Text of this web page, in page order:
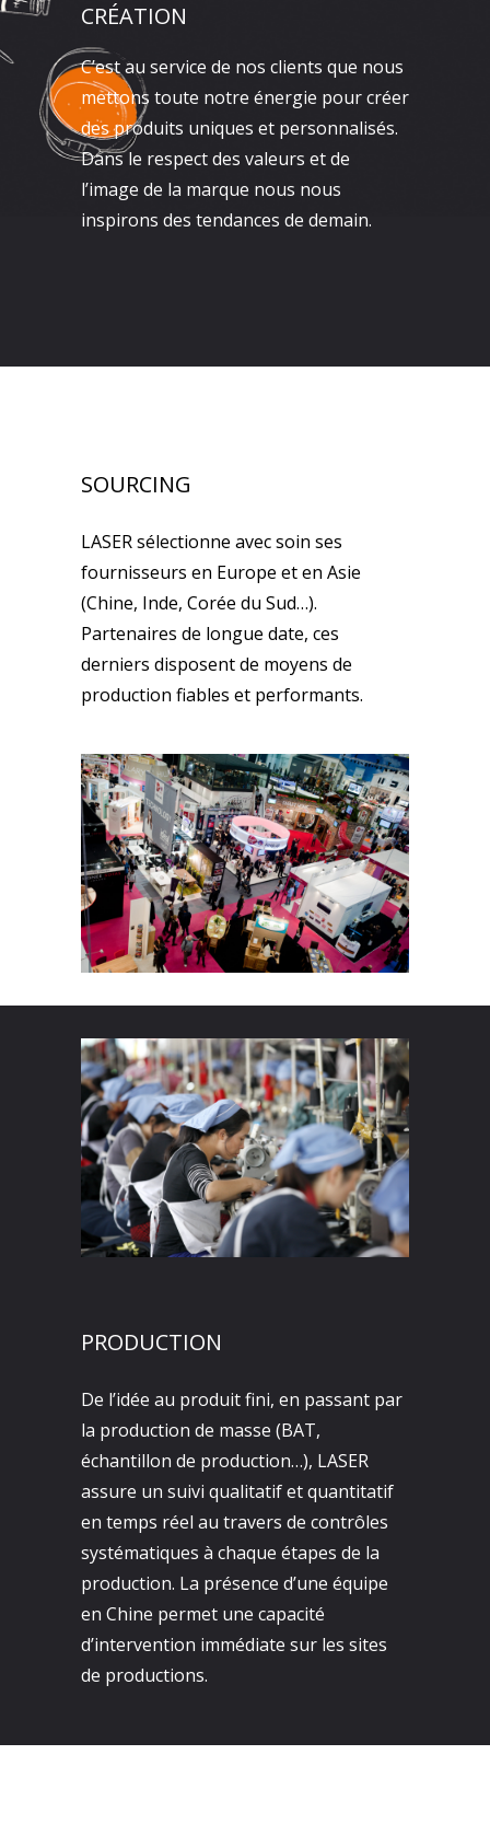
CRÉATION
C’est au service de nos clients que nous
mettons toute notre énergie pour créer
des produits uniques et personnalisés.
Dans le respect des valeurs et de
l’image de la marque nous nous
inspirons des tendances de demain.
SOURCING
LASER sélectionne avec soin ses
fournisseurs en Europe et en Asie
(Chine, Inde, Corée du Sud…).
Partenaires de longue date, ces
derniers disposent de moyens de
production fiables et performants.
PRODUCTION
De l’idée au produit fini, en passant par
la production de masse (BAT,
échantillon de production…), LASER
assure un suivi qualitatif et quantitatif
en temps réel au travers de contrôles
systématiques à chaque étapes de la
production. La présence d’une équipe
en Chine permet une capacité
d’intervention immédiate sur les sites
de productions.